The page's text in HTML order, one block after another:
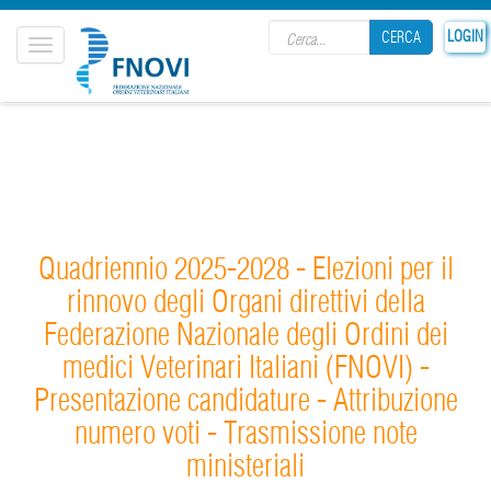
LOGIN
CERCA
Toggle
navigation
Quadriennio 2025-2028 - Elezioni per il
rinnovo degli Organi direttivi della
Federazione Nazionale degli Ordini dei
medici Veterinari Italiani (FNOVI) -
Presentazione candidature - Attribuzione
numero voti - Trasmissione note
ministeriali